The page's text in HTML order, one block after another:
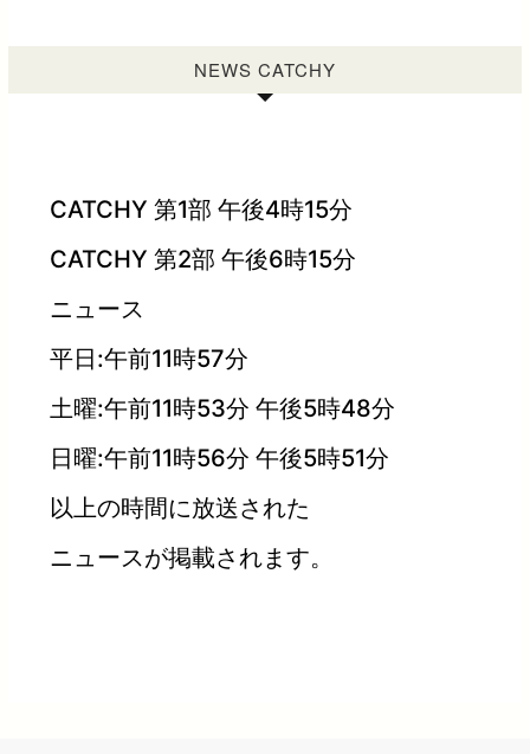
NEWS CATCHY
CATCHY 第1部 午後4時15分
CATCHY 第2部 午後6時15分
ニュース
平日:午前11時57分
土曜:午前11時53分 午後5時48分
日曜:午前11時56分 午後5時51分
以上の時間に放送された
ニュースが掲載されます。